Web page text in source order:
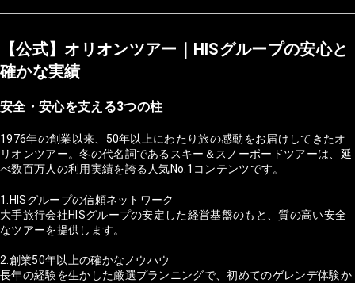
【公式】オリオンツアー｜HISグループの安心と
確かな実績
安全・安心を支える3つの柱
1976年の創業以来、50年以上にわたり旅の感動をお届けしてきたオ
リオンツアー。冬の代名詞であるスキー＆スノーボードツアーは、延
べ数百万人の利用実績を誇る人気No.1コンテンツです。
1.HISグループの信頼ネットワーク
大手旅行会社HISグループの安定した経営基盤のもと、質の高い安全
なツアーを提供します。
2.創業50年以上の確かなノウハウ
長年の経験を生かした厳選プランニングで、初めてのゲレンデ体験か